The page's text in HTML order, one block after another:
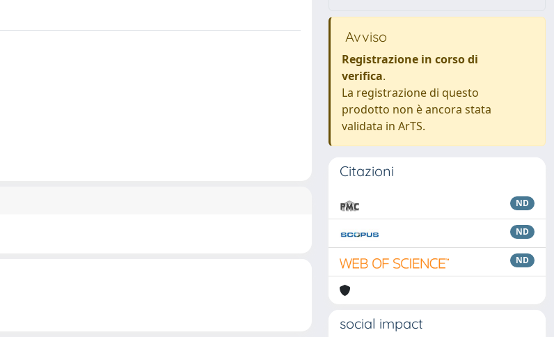
Avviso
Registrazione in corso di
verifica.
La registrazione di questo
prodotto non è ancora stata
validata in ArTS.
Citazioni
ND
ND
ND
social impact